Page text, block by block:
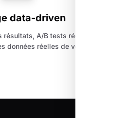
data-driven
résultats, A/B tests réguliers et
données réelles de votre trafic.